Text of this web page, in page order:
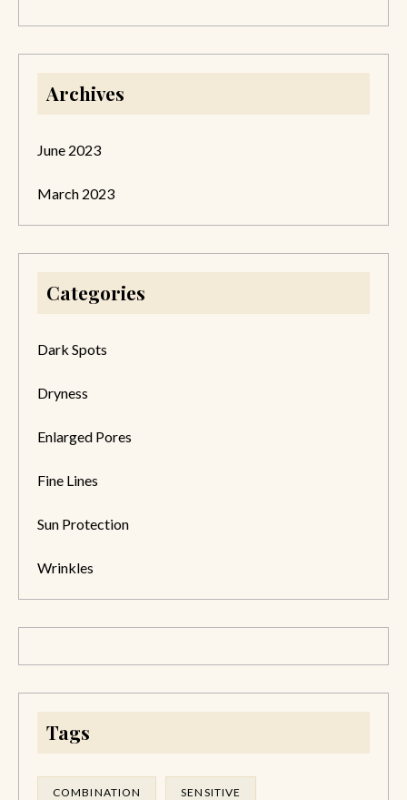
Archives
June 2023
March 2023
Categories
Dark Spots
Dryness
Enlarged Pores
Fine Lines
Sun Protection
Wrinkles
Tags
COMBINATION SENSITIVE